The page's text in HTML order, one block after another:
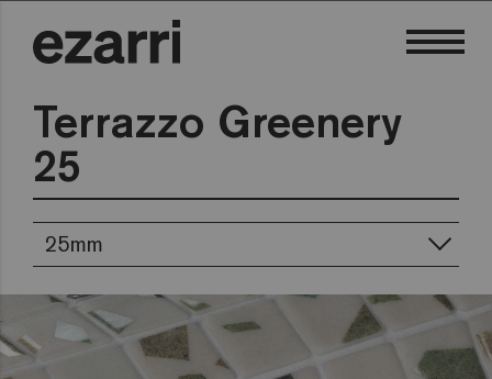
Terrazzo Greenery
25
25mm